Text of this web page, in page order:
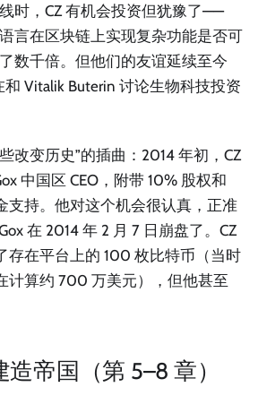
时，CZ 有机会投资但犹豫了——
言在区块链上实现复杂功能是否可
数千倍。但他们的友谊延续至今
Vitalik Buterin 讨论生物科技投资
改变历史”的插曲：2014 年初，CZ
中国区 CEO，附带 10% 股权和
支持。他对这个机会很认真，正准
在 2014 年 2 月 7 日崩盘了。CZ
存在平台上的 100 枚比特币（当时
计算约 700 万美元），但他甚至
帝国（第 5–8 章）